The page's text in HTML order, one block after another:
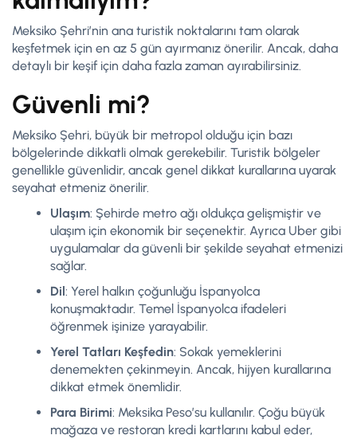
Meksiko Şehri’nin ana turistik noktalarını tam olarak
keşfetmek için en az 5 gün ayırmanız önerilir. Ancak, daha
detaylı bir keşif için daha fazla zaman ayırabilirsiniz.
Güvenli mi?
Meksiko Şehri, büyük bir metropol olduğu için bazı
bölgelerinde dikkatli olmak gerekebilir. Turistik bölgeler
genellikle güvenlidir, ancak genel dikkat kurallarına uyarak
seyahat etmeniz önerilir.
Ulaşım: Şehirde metro ağı oldukça gelişmiştir ve
ulaşım için ekonomik bir seçenektir. Ayrıca Uber gibi
uygulamalar da güvenli bir şekilde seyahat etmenizi
sağlar.
Dil: Yerel halkın çoğunluğu İspanyolca
konuşmaktadır. Temel İspanyolca ifadeleri
öğrenmek işinize yarayabilir.
Yerel Tatları Keşfedin: Sokak yemeklerini
denemekten çekinmeyin. Ancak, hijyen kurallarına
dikkat etmek önemlidir.
Para Birimi: Meksika Peso’su kullanılır. Çoğu büyük
mağaza ve restoran kredi kartlarını kabul eder,